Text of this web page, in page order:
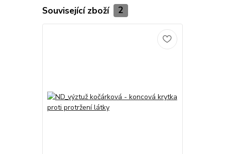
Související zboží 2